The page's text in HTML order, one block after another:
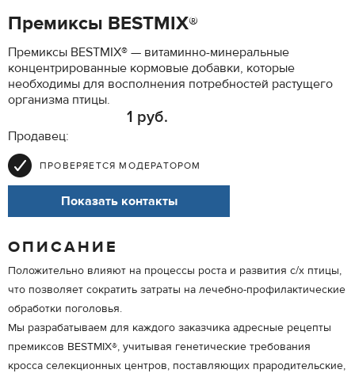
Премиксы BESTMIX®
Премиксы BESTMIX® — витаминно-минеральные
концентрированные кормовые добавки, которые
необходимы для восполнения потребностей растущего
организма птицы.
1 руб.
Продавец:
ПРОВЕРЯЕТСЯ МОДЕРАТОРОМ
Показать контакты
ОПИСАНИЕ
Положительно влияют на процессы роста и развития с/х птицы,
что позволяет сократить затраты на лечебно-профилактические
обработки поголовья.
Мы разрабатываем для каждого заказчика адресные рецепты
премиксов BESTMIX®, учитывая генетические требования
кросса селекционных центров, поставляющих прародительские,